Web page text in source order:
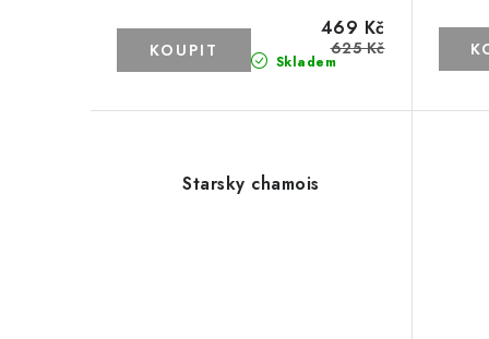
Skladem
469 Kč
625 Kč
Starsky chamois